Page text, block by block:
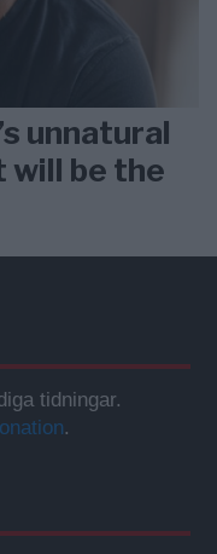
unnatural
will be the
tidningar.
.